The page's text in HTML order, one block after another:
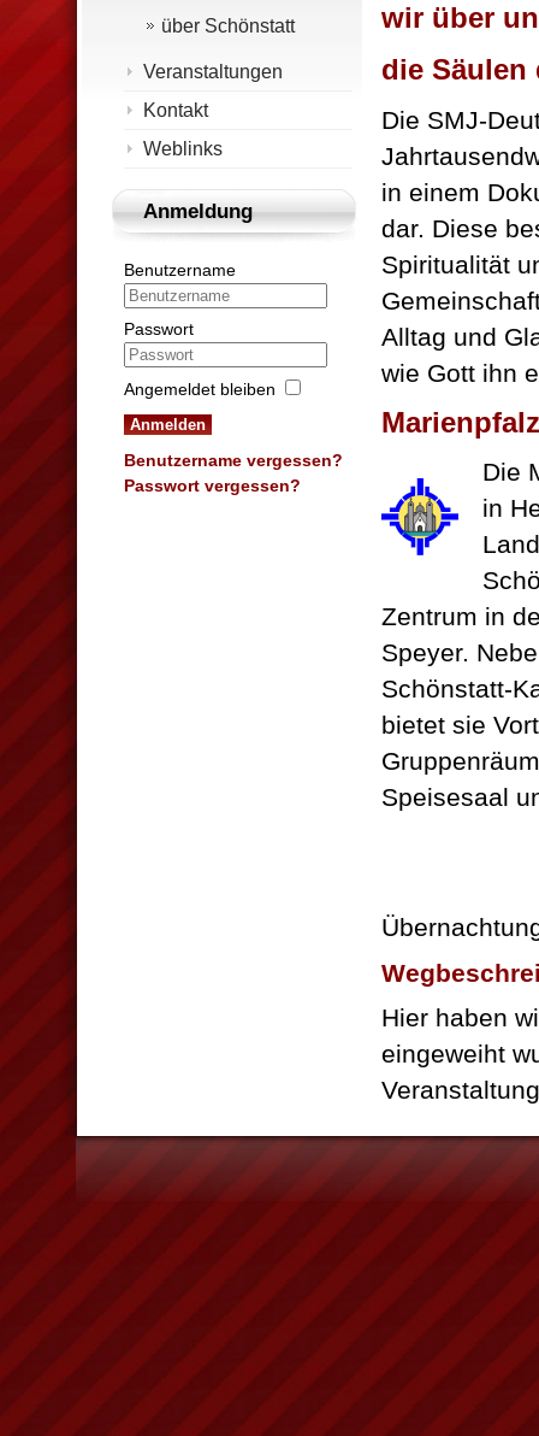
wir über
die Säulen
Die SMJ-
in einem
dar. Diese
Spiritualität
Alltag und
wie Gott ihn
Marienpfalz
Die
in
Zentrum in
Speyer.
Schönstatt-
bietet sie
Speisesaal
Hier haben
eingeweiht
über Schönstatt
Veranstaltungen
Kontakt
Weblinks
Anmeldung
Benutzername
Passwort
Angemeldet bleiben
Anmelden
Benutzername vergessen?
Passwort vergessen?